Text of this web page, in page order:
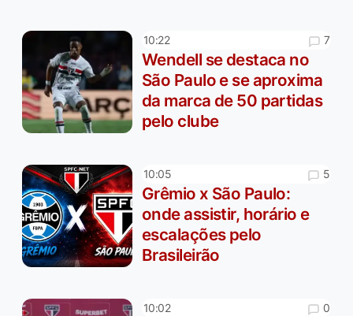
10:22 7
Wendell se destaca no
São Paulo e se aproxima
da marca de 50 partidas
pelo clube
10:05 5
Grêmio x São Paulo:
onde assistir, horário e
escalações pelo
Brasileirão
10:02 0